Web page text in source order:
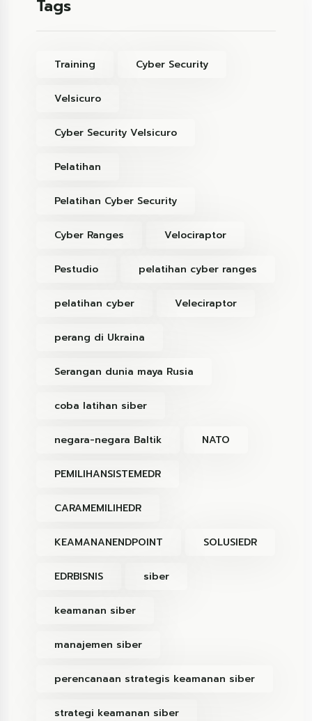
Tags
Training Cyber Security
Velsicuro
Cyber Security Velsicuro
Pelatihan
Pelatihan Cyber Security
Cyber Ranges Velociraptor
Pestudio pelatihan cyber ranges
pelatihan cyber Veleciraptor
perang di Ukraina
Serangan dunia maya Rusia
coba latihan siber
negara-negara Baltik NATO
PEMILIHANSISTEMEDR
CARAMEMILIHEDR
KEAMANANENDPOINT SOLUSIEDR
EDRBISNIS siber
keamanan siber
manajemen siber
perencanaan strategis keamanan siber
strategi keamanan siber